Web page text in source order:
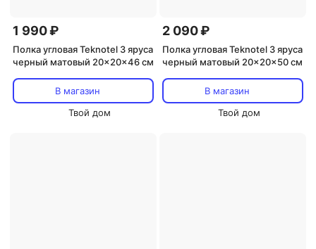
1 990 ₽
Полка угловая Teknotel 3 яруса
черный матовый 20x20x46 см
В магазин
Твой дом
2 090 ₽
Полка угловая Teknotel 3 яруса
черный матовый 20x20x50 см
В магазин
Твой дом